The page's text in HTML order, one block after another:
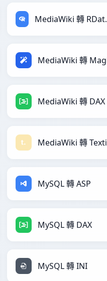
MediaWiki 轉
MediaWiki 轉 DAX
MediaWiki 轉
MySQL 轉 ASP
MySQL 轉 DAX
MySQL 轉 INI